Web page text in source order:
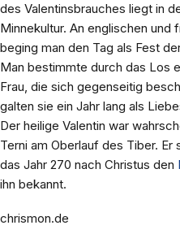
des Valentinsbrauches liegt in
Minnekultur. An englischen und
beging man den Tag als Fest
Man bestimmte durch das Los
Frau, die sich gegenseitig
galten sie ein Jahr lang als
Der heilige Valentin war
Terni am Oberlauf des Tiber. Er
das Jahr 270 nach Christus den
ihn bekannt.
chrismon.de